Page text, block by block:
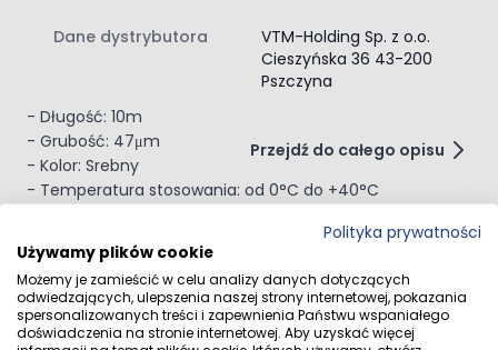
Dane Techniczne:
- Długość: 10m
- Grubość: 47μm
- Kolor: Srebny
- Temperatura stosowania: od 0°C do +40°C
- Rozciągliwość: 140%
- Średnica bobiny: 25,4 mm
- Nośnik: BOPP metalizowany
Dane dystrybutora
VTM-Holding Sp. z o.o.
Cieszyńska 36 43-200
Pszczyna
Przejdź do całego opisu
Opinie klientów
Polityka prywatności
Używamy plików cookie
Możemy je zamieścić w celu analizy danych dotyczących
odwiedzających, ulepszenia naszej strony internetowej, pokazania
spersonalizowanych treści i zapewnienia Państwu wspaniałego
doświadczenia na stronie internetowej. Aby uzyskać więcej